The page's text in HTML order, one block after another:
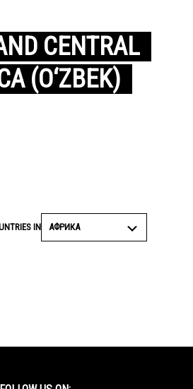
CENTRAL
(O‘ZBEK)
IN АФРИКА